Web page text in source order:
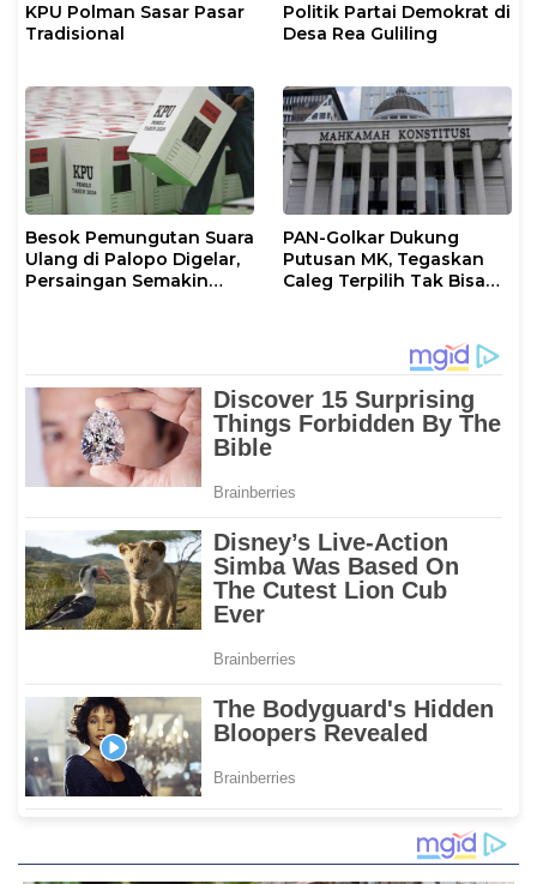
KPU Polman Sasar Pasar
Tradisional
Politik Partai Demokrat di
Desa Rea Guliling
Besok Pemungutan Suara
Ulang di Palopo Digelar,
Persaingan Semakin
PAN-Golkar Dukung
Putusan MK, Tegaskan
Caleg Terpilih Tak Bisa